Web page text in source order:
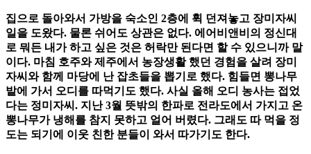
집으로 돌아와서 가방을 숙소인 2층에 휙 던져놓고 장미자씨
일을 도왔다. 물론 쉬어도 상관은 없다. 에어비앤비의 정신대
로 뭐든 내가 하고 싶은 것은 허락만 된다면 할 수 있으니까 말
이다. 마침 호주와 제주에서 농장생활 했던 경험을 살려 장미
자씨와 함께 마당에 난 잡초들을 뽑기로 했다. 힘들면 뽕나무
밭에 가서 오디를 따먹기도 했다. 사실 올해 오디 농사는 접었
다는 정미자씨. 지난 3월 뜻밖의 한파로 전라도에서 가지고 온
뽕나무가 냉해를 참지 못하고 얼어 버렸다. 그래도 따 먹을 정
도는 되기에 이웃 친한 분들이 와서 따가기도 한다.